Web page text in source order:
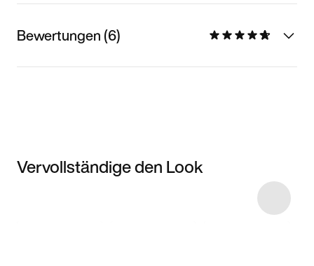
Bewertungen (6)
Vervollständige den Look